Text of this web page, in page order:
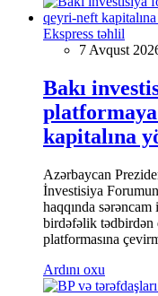
Ekspress təhlil
7 Avqust
Bakı
kapitalına
Azərbaycan
İnvestisiya
haqqında
birdəfəlik tədbirdən
platformasına
Ardını oxu